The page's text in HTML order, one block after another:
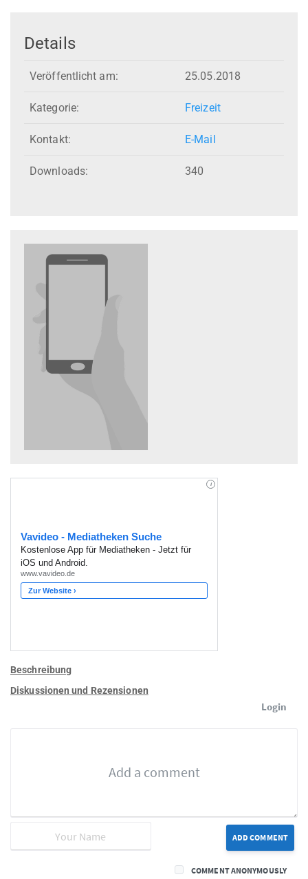
Details
Veröffentlicht am: 25.05.2018
Kategorie: Freizeit
Kontakt: E-Mail
Downloads: 340
Beschreibung
Diskussionen und Rezensionen
Login
ADD COMMENT
COMMENT ANONYMOUSLY